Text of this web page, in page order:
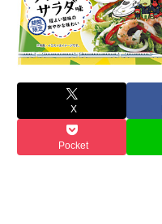
X
Pocket